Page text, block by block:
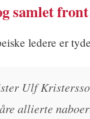
samlet front
ledere er
Ulf
allierte